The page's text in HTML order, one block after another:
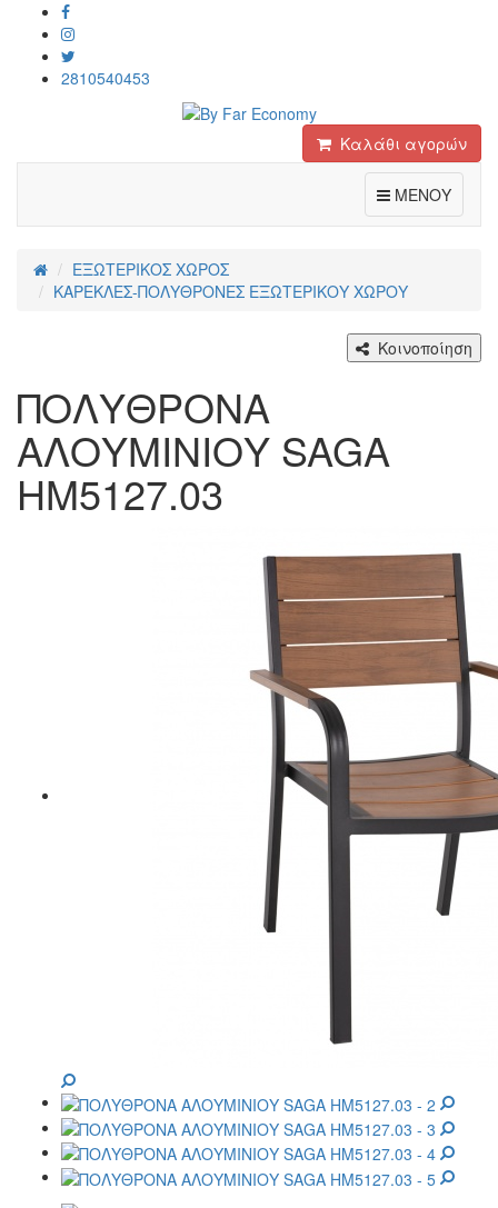
2810540453
Καλάθι αγορών
ΜΕΝΟΥ
ΕΞΩΤΕΡΙΚΟΣ ΧΩΡΟΣ
ΚΑΡΕΚΛΕΣ-ΠΟΛΥΘΡΟΝΕΣ ΕΞΩΤΕΡΙΚΟΥ ΧΩΡΟΥ
Κοινοποίηση
ΠΟΛΥΘΡΟΝΑ
ΑΛΟΥΜΙΝΙΟΥ SAGA
HM5127.03